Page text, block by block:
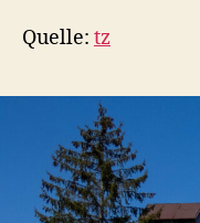
Quelle: tz